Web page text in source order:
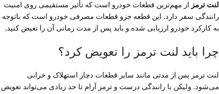
لنت ترمز از مهم‌ترین قطعات خودرو است که تأثیر مستقیمی روی امنیت
رانندگی سفر دارد. این قطعه جزو قطعات مصرفی خودرو است که باتوجه
به کارکرد خودرو ارزیابی شده و باید پس از مدت زمانی آن را تعیض کنید.
چرا باید لنت ترمز را تعویض کرد؟
لنت ترمز پس از مدتی مانند سایر قطعات دچار استهلاک و خرابی
می‌شود. ولیکن با رانندگی درست و ترمز آرام تا حد زیادی می‌تواند تعویض